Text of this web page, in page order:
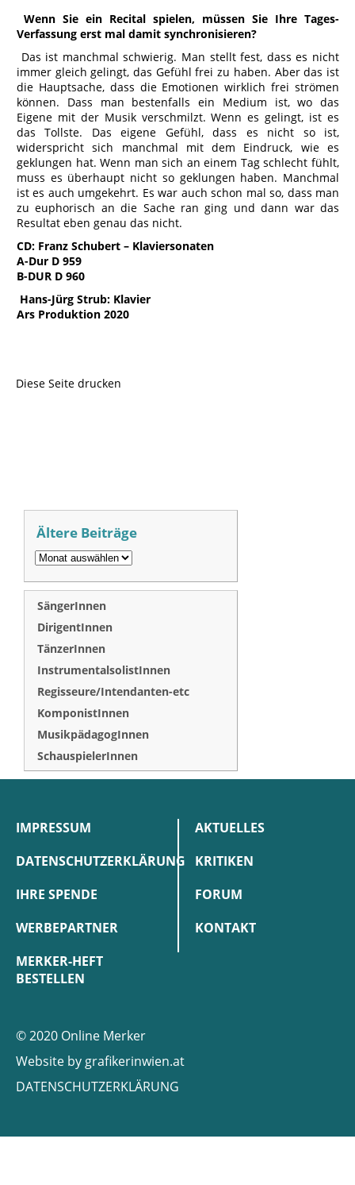
Wenn Sie ein Recital spielen, müssen Sie Ihre Tages-
Verfassung erst mal damit synchronisieren?
Das ist manchmal schwierig. Man stellt fest, dass es nicht
immer gleich gelingt, das Gefühl frei zu haben. Aber das ist
die Hauptsache, dass die Emotionen wirklich frei strömen
können. Dass man bestenfalls ein Medium ist, wo das
Eigene mit der Musik verschmilzt. Wenn es gelingt, ist es
das Tollste. Das eigene Gefühl, dass es nicht so ist,
widerspricht sich manchmal mit dem Eindruck, wie es
geklungen hat. Wenn man sich an einem Tag schlecht fühlt,
muss es überhaupt nicht so geklungen haben. Manchmal
ist es auch umgekehrt. Es war auch schon mal so, dass man
zu euphorisch an die Sache ran ging und dann war das
Resultat eben genau das nicht.
CD: Franz Schubert – Klaviersonaten
A-Dur D 959
B-DUR D 960
Hans-Jürg Strub: Klavier
Ars Produktion 2020
Diese Seite drucken
Ältere Beiträge
SängerInnen
DirigentInnen
TänzerInnen
InstrumentalsolistInnen
Regisseure/Intendanten-etc
KomponistInnen
MusikpädagogInnen
SchauspielerInnen
IMPRESSUM
DATENSCHUTZERKLÄRUNG
IHRE SPENDE
WERBEPARTNER
MERKER-HEFT
BESTELLEN
AKTUELLES
KRITIKEN
FORUM
KONTAKT
© 2020 Online Merker
Website by grafikerinwien.at
DATENSCHUTZERKLÄRUNG